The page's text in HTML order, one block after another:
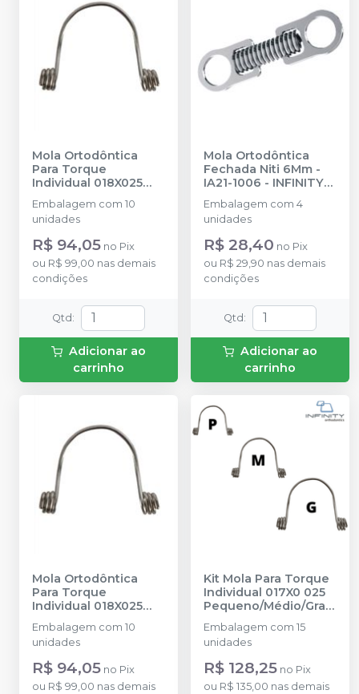
Mola Ortodôntica
Para Torque
Individual 018X025
INFINITY
ORTHODONTICS
Embalagem com 10
unidades
R$ 94,05 no Pix
ou R$ 99,00 nas demais
condições
Qtd :
Adicionar ao
carrinho
Mola Ortodôntica
Fechada Niti 6Mm -
IA21-1006 - INFINITY
Embalagem com 4
unidades
R$ 28,40 no Pix
ou R$ 29,90 nas demais
condições
Qtd :
Adicionar ao
carrinho
Mola Ortodôntica
Para Torque
Individual 018X025
Grande - IA23-1825L
INFINITY
ORTHODONTICS
Embalagem com 10
unidades
R$ 94,05 no Pix
ou R$ 99,00 nas demais
Kit Mola Para Torque
Individual 017X0 025
Pequeno/Médio/Gran
de - KITIA23-1725
INFINITY
ORTHODONTICS
Embalagem com 15
unidades
R$ 128,25 no Pix
ou R$ 135,00 nas demais